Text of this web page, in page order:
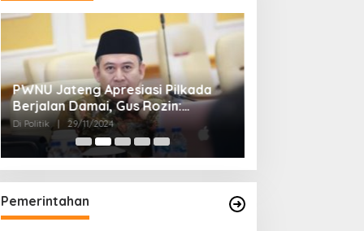
PWNU Jateng Apresiasi Pilkada
Berjalan Damai, Gus Rozin:
Cerminan Kedewasaan Politik
Masyarakat
Di Politik | 29/11/2024
Pemerintahan